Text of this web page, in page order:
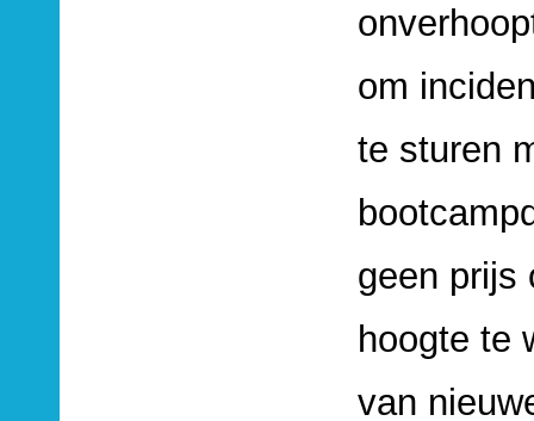
om
te sturen
geen prijs
hoogte te
van